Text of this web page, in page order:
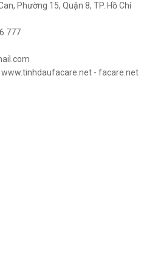
Phường 15, Quận 8, TP. Hồ Chí
777
- facare.net